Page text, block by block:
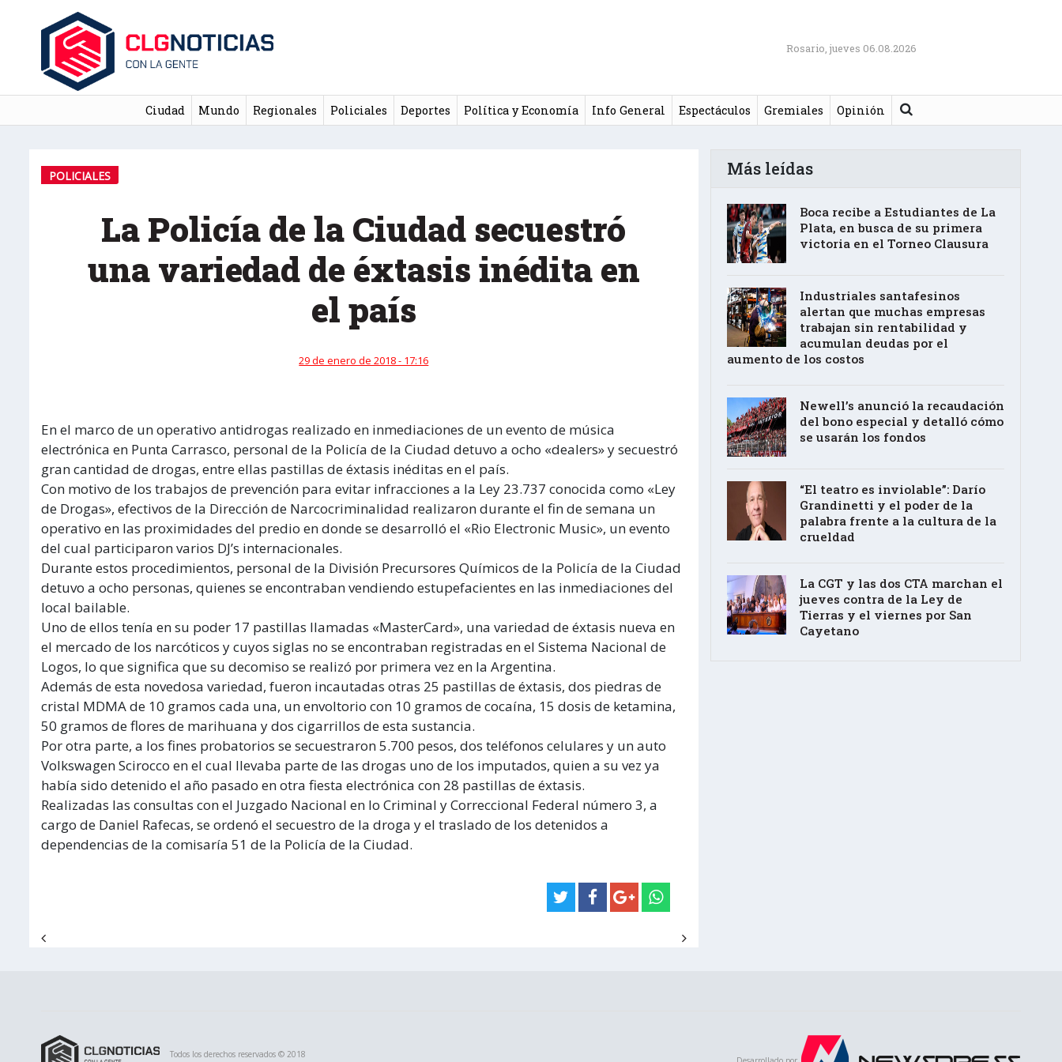
Rosario, jueves 06.08.2026
Ciudad Mundo Regionales Policiales Deportes Política y Economía Info General Espectáculos Gremiales Opinión Buscar
POLICIALES
La Policía de la Ciudad secuestró
una variedad de éxtasis inédita en
el país
29 de enero de 2018 - 17:16
En el marco de un operativo antidrogas realizado en inmediaciones de un evento de música
electrónica en Punta Carrasco, personal de la Policía de la Ciudad detuvo a ocho «dealers» y secuestró
gran cantidad de drogas, entre ellas pastillas de éxtasis inéditas en el país.
Con motivo de los trabajos de prevención para evitar infracciones a la Ley 23.737 conocida como «Ley
de Drogas», efectivos de la Dirección de Narcocriminalidad realizaron durante el fin de semana un
operativo en las proximidades del predio en donde se desarrolló el «Rio Electronic Music», un evento
del cual participaron varios DJ’s internacionales.
Durante estos procedimientos, personal de la División Precursores Químicos de la Policía de la Ciudad
detuvo a ocho personas, quienes se encontraban vendiendo estupefacientes en las inmediaciones del
local bailable.
Uno de ellos tenía en su poder 17 pastillas llamadas «MasterCard», una variedad de éxtasis nueva en
el mercado de los narcóticos y cuyos siglas no se encontraban registradas en el Sistema Nacional de
Logos, lo que significa que su decomiso se realizó por primera vez en la Argentina.
Además de esta novedosa variedad, fueron incautadas otras 25 pastillas de éxtasis, dos piedras de
cristal MDMA de 10 gramos cada una, un envoltorio con 10 gramos de cocaína, 15 dosis de ketamina,
50 gramos de flores de marihuana y dos cigarrillos de esta sustancia.
Por otra parte, a los fines probatorios se secuestraron 5.700 pesos, dos teléfonos celulares y un auto
Volkswagen Scirocco en el cual llevaba parte de las drogas uno de los imputados, quien a su vez ya
había sido detenido el año pasado en otra fiesta electrónica con 28 pastillas de éxtasis.
Realizadas las consultas con el Juzgado Nacional en lo Criminal y Correccional Federal número 3, a
cargo de Daniel Rafecas, se ordenó el secuestro de la droga y el traslado de los detenidos a
dependencias de la comisaría 51 de la Policía de la Ciudad.
Más leídas
Boca recibe a Estudiantes de La
Plata, en busca de su primera
victoria en el Torneo Clausura
Industriales santafesinos
alertan que muchas empresas
trabajan sin rentabilidad y
acumulan deudas por el
aumento de los costos
Newell’s anunció la recaudación
del bono especial y detalló cómo
se usarán los fondos
“El teatro es inviolable”: Darío
Grandinetti y el poder de la
palabra frente a la cultura de la
crueldad
La CGT y las dos CTA marchan el
jueves contra de la Ley de
Tierras y el viernes por San
Cayetano
Todos los derechos reservados © 2018